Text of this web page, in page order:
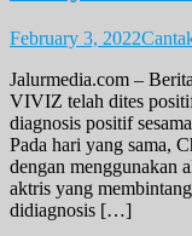
February 3, 2022
Jalurmedia.com –
VIVIZ telah dites
diagnosis positif
Pada hari yang sama,
dengan menggunakan
aktris yang
didiagnosis […]